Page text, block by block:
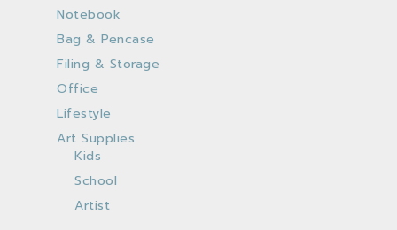
Notebook
Bag & Pencase
Filing & Storage
Office
Lifestyle
Art Supplies
Kids
School
Artist